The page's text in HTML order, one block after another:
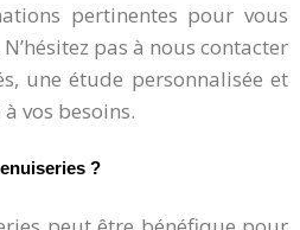
pertinentes pour vous
pas à nous contacter
une étude personnalisée et
vos besoins.
?